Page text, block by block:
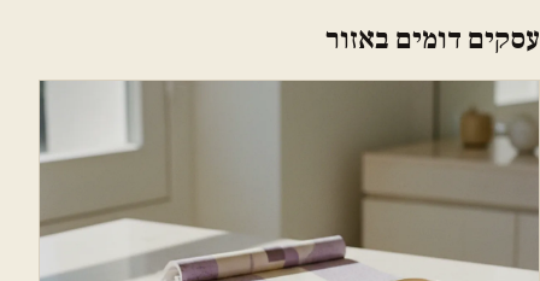
עסקים דומים באזור